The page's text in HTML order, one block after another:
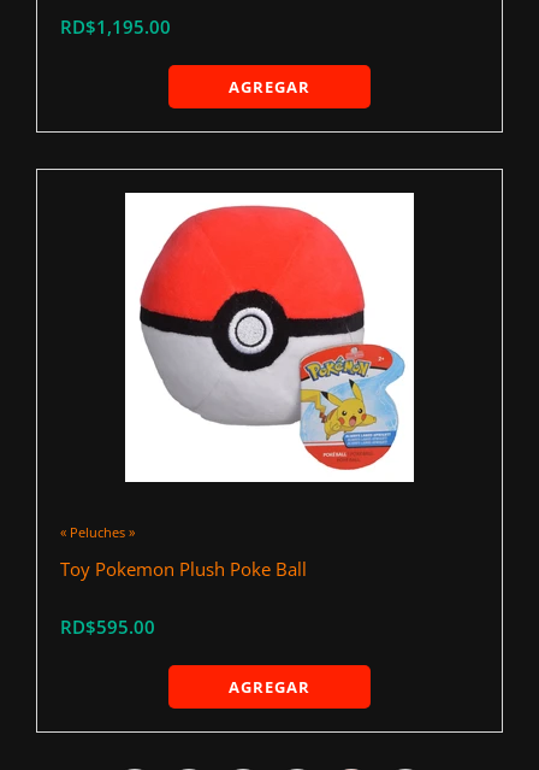
RD$1,195.00
AGREGAR
« Peluches »
Toy Pokemon Plush Poke Ball
RD$595.00
AGREGAR